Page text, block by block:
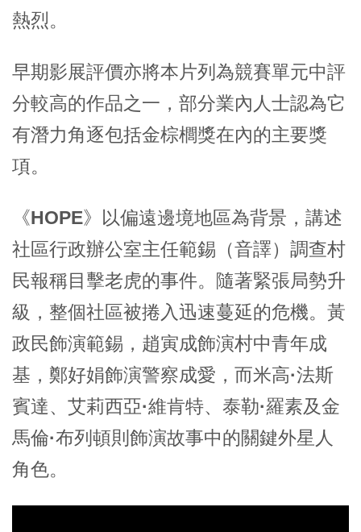
熱烈。
早期影展評價亦將本片列為競賽單元中評
分較高的作品之一，部分業內人士認為它
有潛力角逐包括金棕櫚獎在內的主要獎
項。
《HOPE》
以偏遠邊境地區為背景，講述
社區行政辦公室主任範錫（音譯）調查村
民報稱目擊老虎的事件。隨著緊張局勢升
級，整個社區被捲入迅速蔓延的危機。 黃
政民飾演範錫， 趙寅成飾演村中青年成
基， 鄭好娟飾演警察成愛，而米高·法斯
賓達、艾莉西亞·維肯特、泰勒·羅素及金
馬倫·布列頓則飾演故事中的關鍵外星人
角色。